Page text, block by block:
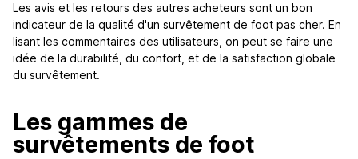
Les avis et les retours des autres acheteurs sont un bon
indicateur de la qualité d'un survêtement de foot pas cher. En
lisant les commentaires des utilisateurs, on peut se faire une
idée de la durabilité, du confort, et de la satisfaction globale
du survêtement.
Les gammes de
survêtements de foot